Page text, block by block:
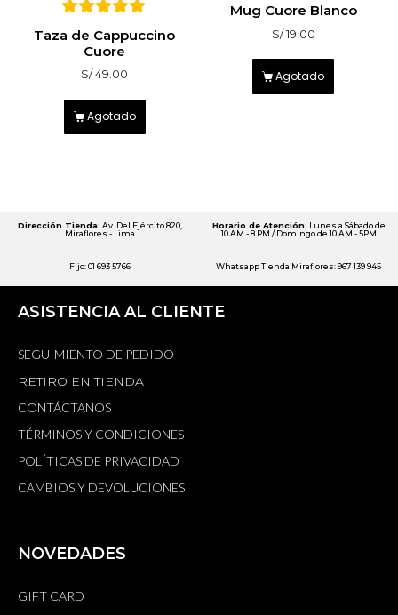
5
sobre 5
Taza de Cappuccino
Cuore
S/49.00
Agotado
Mug Cuore Blanco
S/19.00
Agotado
Dirección Tienda: Av. Del Ejército 820,
Miraflores - Lima
Horario de Atención: Lunes a Sábado de
10 AM - 8 PM / Domingo de 10 AM - 5PM
Fijo: 01 693 5766 Whatsapp Tienda Miraflores: 967 139 945
ASISTENCIA AL CLIENTE
SEGUIMIENTO DE PEDIDO
RETIRO EN TIENDA
CONTÁCTANOS
TÉRMINOS Y CONDICIONES
POLÍTICAS DE PRIVACIDAD
CAMBIOS Y DEVOLUCIONES
NOVEDADES
GIFT CARD